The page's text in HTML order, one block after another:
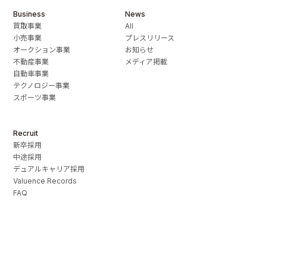
Business
買取事業
小売事業
オークション事業
不動産事業
自動車事業
テクノロジー事業
スポーツ事業
News
All
プレスリリース
お知らせ
メディア掲載
Recruit
新卒採用
中途採用
デュアルキャリア採用
Valuence Records
FAQ